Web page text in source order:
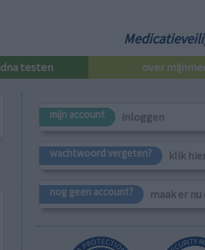
dna testen over
mijn account inloggen
wachtwoord vergeten? klik
nog geen account? maak er nu